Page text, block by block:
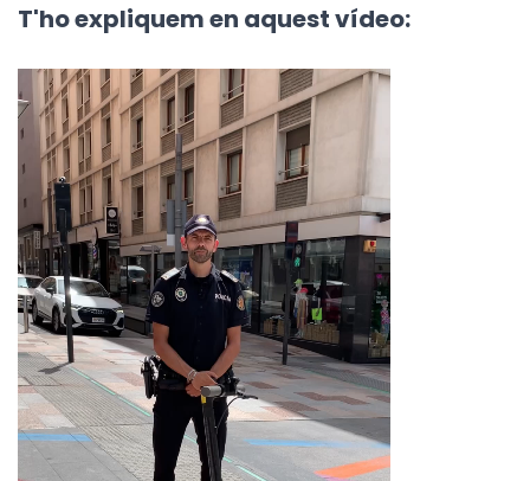
T'ho expliquem en aquest vídeo: